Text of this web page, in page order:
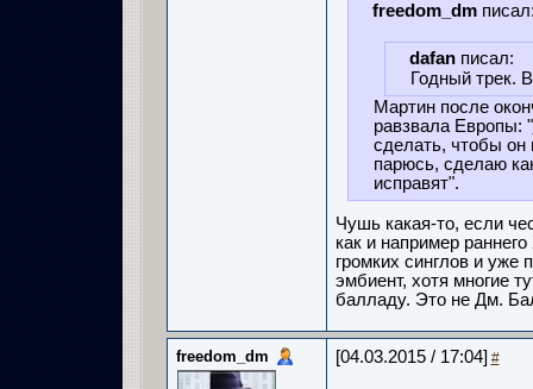
freedom_dm
dafanписал:
Годный трек.
Мартин после
равзвала Европы: "
сделать, чтобы он
парюсь, сделаю
исправят".
Чушь какая-то, если
как и например
громких синглов и уже
эмбиент, хотя многие
балладу. Это не Дм.
freedom_dm [04.03.2015 / 17:04] #